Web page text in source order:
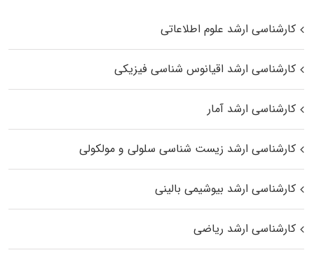
کارشناسی ارشد علوم اطلاعاتی
کارشناسی ارشد اقیانوس‌ شناسی فیزیکی
کارشناسی ارشد آمار
کارشناسی ارشد زیست شناسی سلولی و مولکولی
کارشناسی ارشد بیوشیمی بالینی
کارشناسی ارشد ریاضی